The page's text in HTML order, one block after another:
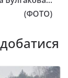
(ФОТО)